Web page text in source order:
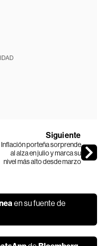
Siguiente
Inflación porteña sorprende
al alza en julio y marca su
nivel más alto desde marzo
en su fuente de